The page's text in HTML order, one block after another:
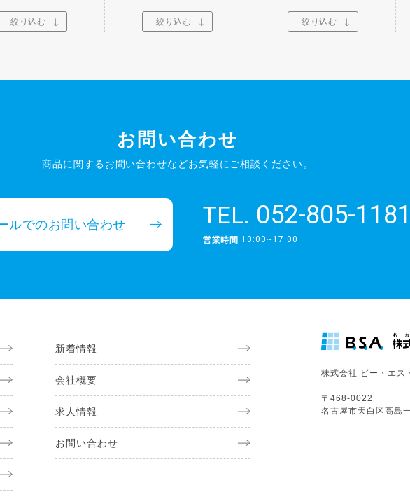
絞り込む 絞り込む 絞り込む
お問い合わせ
商品に関するお問い合わせなどお気軽にご相談ください。
ルでのお問い合わせ TEL. 052-805-1181
営業時間 10:00~17:00
新着情報
会社概要
求人情報
お問い合わせ
株式会社 ビー・エス
〒468-0022
名古屋市天白区高島